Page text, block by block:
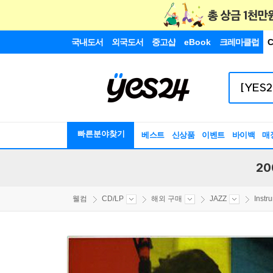
국내도서 외국도서 중고샵 eBook 크레마클럽
빠른분야찾기 베스트 신상품 이벤트 바이백 매
웰컴 CD/LP 해외 구매 JAZZ